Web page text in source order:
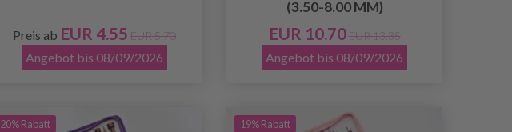
Preis ab EUR 4.55 EUR 5.70
Angebot bis 08/09/2026
(3.50-8.00 MM)
EUR 10.70 EUR 13.35
Angebot bis 08/09/2026
20% Rabatt 19% Rabatt